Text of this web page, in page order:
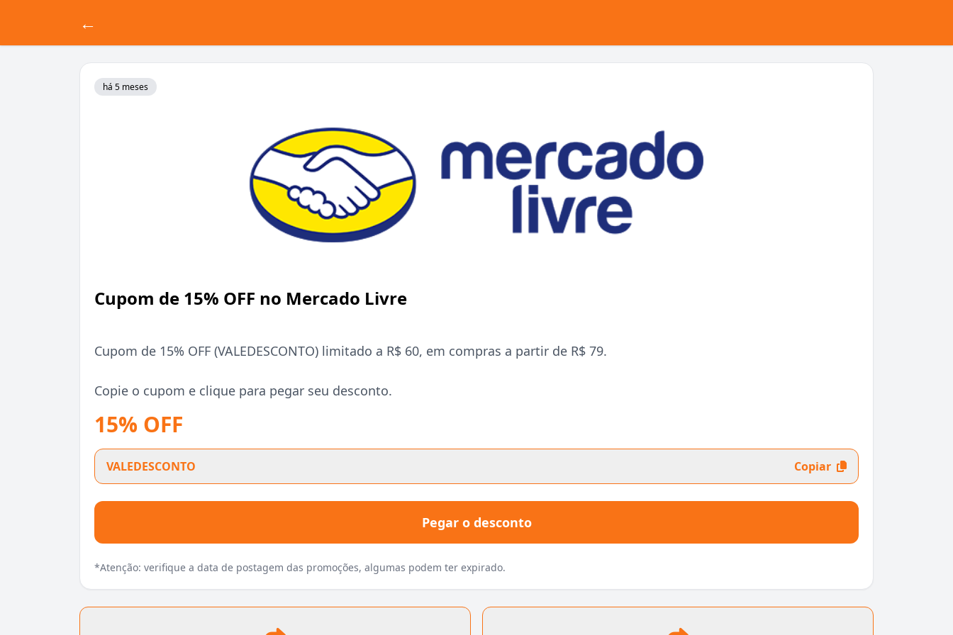
←
há 5 meses
Cupom de 15% OFF no Mercado Livre
Cupom de 15% OFF (VALEDESCONTO) limitado a R$ 60, em compras a partir de R$ 79.
Copie o cupom e clique para pegar seu desconto.
15% OFF
VALEDESCONTO Copiar
Pegar o desconto
*Atenção: verifique a data de postagem das promoções, algumas podem ter expirado.